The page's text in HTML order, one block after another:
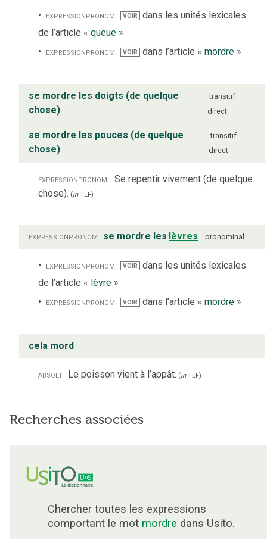
expressionpronom. VOIR
dans les unités lexicales
de l’article « queue »
expressionpronom. VOIR dans l’article « mordre»
se mordre les doigts (de quelque
chose)
transitif
direct
se mordre les pouces (de quelque
chose)
transitif
direct
expressionpronom. Se repentir vivement (de quelque
chose). (inTLF)
expressionpronom. se mordre les lèvres pronominal
expressionpronom. VOIR dans les unités lexicales
de l’article « lèvre »
expressionpronom. VOIR dans l’article « mordre»
cela mord
absolt Le poisson vient à l’appât. (inTLF)
Recherches associées
Chercher toutes les expressions
comportant le mot mordre dans Usito.